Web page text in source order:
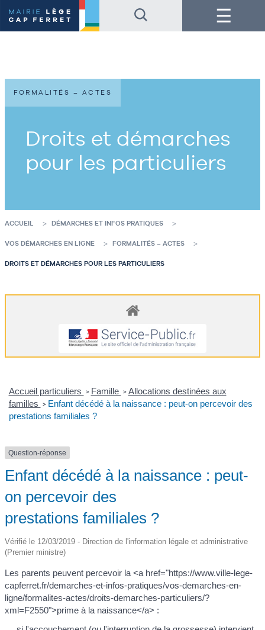
au
contenu
de
au
pied
de
Menu
Droits et démarches
pour les particuliers
FORMALITÉS – ACTES
ACCUEIL DÉMARCHES ET INFOS PRATIQUES
VOS DÉMARCHES EN LIGNE FORMALITÉS – ACTES
DROITS ET DÉMARCHES POUR LES PARTICULIERS
Accueil particuliers > Famille > Allocations destinées aux
familles > Enfant décédé à la naissance : peut-on percevoir des
prestations familiales ?
Question-réponse
Enfant décédé à la naissance : peut-
on percevoir des
prestations familiales ?
Vérifié le 12/03/2019 - Direction de l'information légale et administrative
(Premier ministre)
Les parents peuvent percevoir la <a href="https://www.ville-lege-
capferret.fr/demarches-et-infos-pratiques/vos-demarches-en-
ligne/formalites-actes/droits-demarches-particuliers/?
xml=F2550">prime à la naissance</a> :